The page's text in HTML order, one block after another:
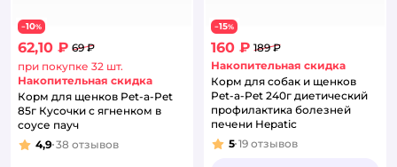
−10%
62,10 ₽ 69 ₽
при покупке 32 шт.
Накопительная скидка
Корм для щенков Pet-a-Pet
85г Кусочки с ягненком в
соусе пауч
Рейтинг:
4,9 38 отзывов
−15%
160 ₽ 189 ₽
Накопительная скидка
Корм для собак и щенков
Pet-a-Pet 240г диетический
профилактика болезней
печени Hepatic
Рейтинг:
5 19 отзывов